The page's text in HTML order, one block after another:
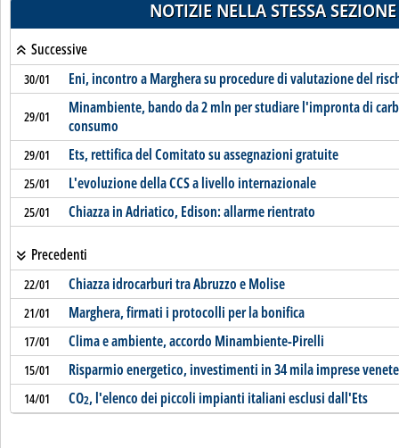
NOTIZIE NELLA STESSA SEZIONE
Successive
30/01 Eni, incontro a Marghera su procedure di valutazione del
29/01
Minambiente, bando da 2 mln per studiare l'impronta di
consumo
29/01 Ets, rettifica del Comitato su assegnazioni gratuite
25/01 L'evoluzione della CCS a livello internazionale
25/01 Chiazza in Adriatico, Edison: allarme rientrato
Precedenti
22/01 Chiazza idrocarburi tra Abruzzo e Molise
21/01 Marghera, firmati i protocolli per la bonifica
17/01 Clima e ambiente, accordo Minambiente-Pirelli
15/01 Risparmio energetico, investimenti in 34 mila imprese venete
14/01 CO2, l'elenco dei piccoli impianti italiani esclusi dall'Ets